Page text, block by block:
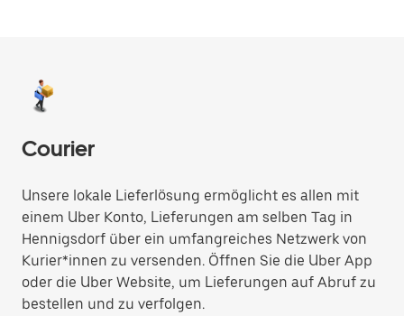
Courier
Unsere lokale Lieferlösung ermöglicht es allen mit
einem Uber Konto, Lieferungen am selben Tag in
Hennigsdorf über ein umfangreiches Netzwerk von
Kurier*innen zu versenden. Öffnen Sie die Uber App
oder die Uber Website, um Lieferungen auf Abruf zu
bestellen und zu verfolgen.